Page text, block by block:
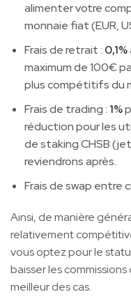
alimenter votre
monnaie fiat (EUR,
Frais de retrait : 0,1%
maximum de 100€
plus compétitifs du
Frais de trading : 1%
réduction pour les
de staking CHSB
reviendrons après.
Frais de swap entre
Ainsi, de manière
relativement
vous optez pour le
baisser les
meilleur des cas.